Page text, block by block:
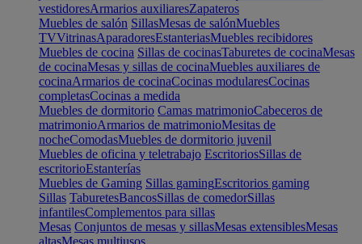
vestidoresArmarios auxiliaresZapateros
Muebles de salón SillasMesas de salónMuebles
TVVitrinasAparadoresEstanteriasMuebles recibidores
Muebles de cocina Sillas de cocinasTaburetes de cocinaMesas
de cocinaMesas y sillas de cocinaMuebles auxiliares de
cocinaArmarios de cocinaCocinas modularesCocinas
completasCocinas a medida
Muebles de dormitorio Camas matrimonioCabeceros de
matrimonioArmarios de matrimonioMesitas de
nocheComodasMuebles de dormitorio juvenil
Muebles de oficina y teletrabajo EscritoriosSillas de
escritorioEstanterías
Muebles de Gaming Sillas gamingEscritorios gaming
Sillas TaburetesBancosSillas de comedorSillas
infantilesComplementos para sillas
Mesas Conjuntos de mesas y sillasMesas extensiblesMesas
altasMesas multiusos